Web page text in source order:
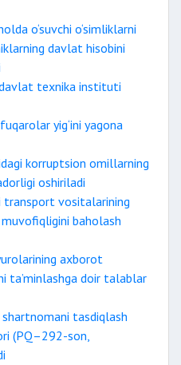
o‘suvchi o‘simliklarni
davlat hisobini
texnika instituti
yig‘ini yagona
korruptsion omillarning
oshiriladi
transport vositalarining
baholash
axborot
ta’minlashga doir talablar
tasdiqlash
(PQ–292-son,